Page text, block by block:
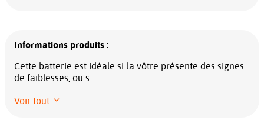
Informations produits :
Cette batterie est idéale si la vôtre présente des signes
de faiblesses, ou s
Voir tout